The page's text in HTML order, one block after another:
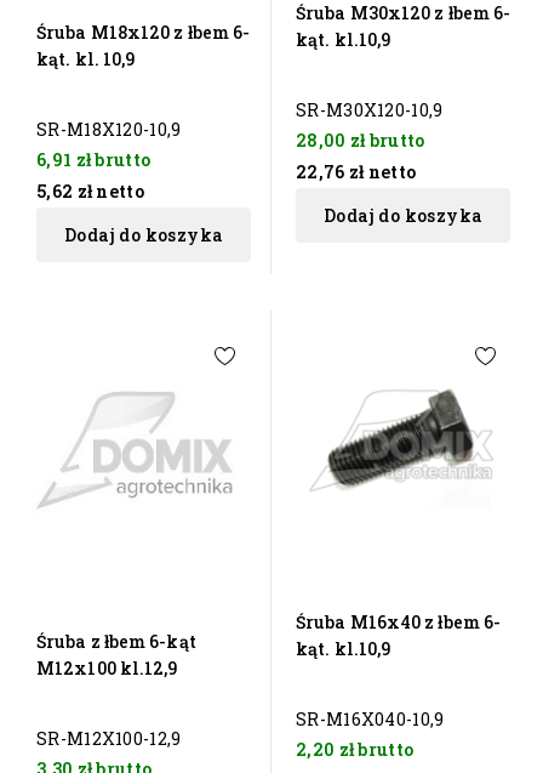
Śruba M18x120 z łbem 6-
kąt. kl. 10,9
SR-M18X120-10,9
6,91 złbrutto
5,62 zł netto
Dodaj do koszyka
Śruba M30x120 z łbem 6-
kąt. kl.10,9
SR-M30X120-10,9
28,00 złbrutto
22,76 zł netto
Dodaj do koszyka
Śruba z łbem 6-kąt
M12x100 kl.12,9
SR-M12X100-12,9
Śruba M16x40 z łbem 6-
kąt. kl.10,9
SR-M16X040-10,9
2,20 złbrutto